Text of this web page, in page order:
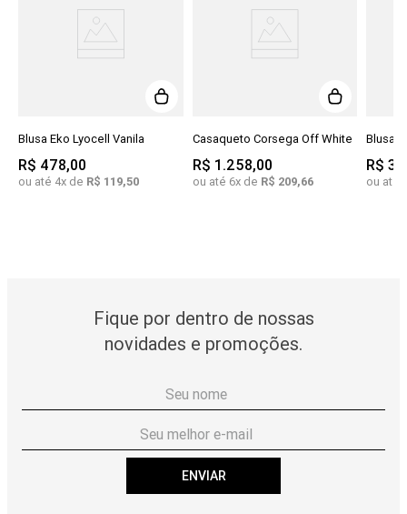
Blusa Eko Lyocell Vanila
R$ 478,00
ou até 4x de R$ 119,50
Casaqueto Corsega Off White
R$ 1 .258,00
ou até 6x de R$ 209,66
Blusa
R$
ou até
Fique por dentro de nossas
novidades e promoções.
ENVIAR